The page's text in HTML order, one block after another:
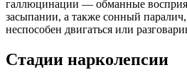
галлюцинации — обманные
засыпании, а также сонный
неспособен двигаться или
Стадии нарколепсии